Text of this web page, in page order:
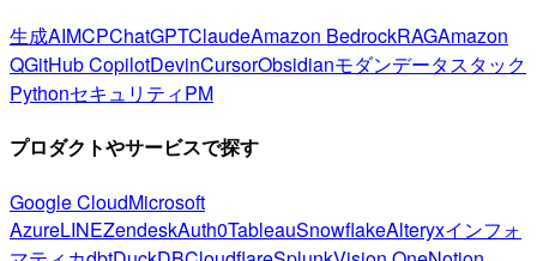
生成AIMCPChatGPTClaudeAmazon BedrockRAGAmazon
QGitHub CopilotDevinCursorObsidianモダンデータスタック
PythonセキュリティPM
プロダクトやサービスで探す
Google CloudMicrosoft
AzureLINEZendeskAuth0TableauSnowflakeAlteryxインフォ